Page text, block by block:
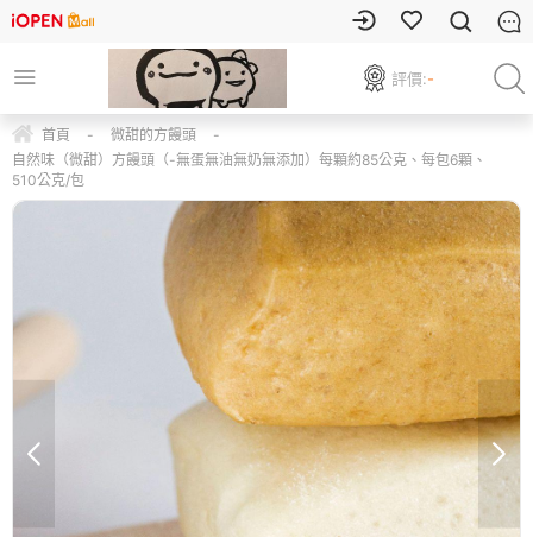
評價:-
首頁 - 微甜的方饅頭
-
自然味（微甜）方饅頭（-無蛋無油無奶無添加）每顆約85公克、每包6顆、
510公克/包